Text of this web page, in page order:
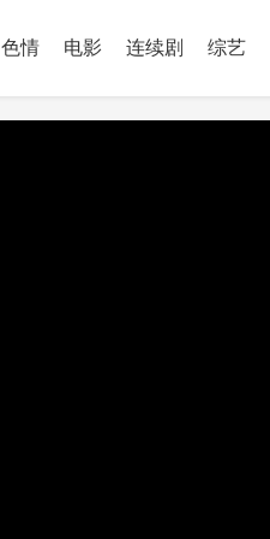
色情 电影 连续剧 综艺